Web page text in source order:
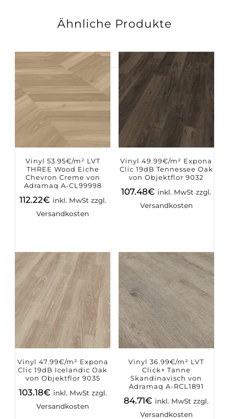
Ähnliche Produkte
Vinyl 53.95€/m² LVT
THREE Wood Eiche
Chevron Creme von
Adramaq A-CL99998
112.22€ inkl. MwSt zzgl.
Versandkosten
Vinyl 49.99€/m² Expona
Clic 19dB Tennessee Oak
von Objektflor 9032
107.48€ inkl. MwSt zzgl.
Versandkosten
Vinyl 47.99€/m² Expona
Clic 19dB Icelandic Oak
von Objektflor 9035
103.18€ inkl. MwSt zzgl.
Versandkosten
Vinyl 36.99€/m² LVT
Click+ Tanne
Skandinavisch von
Adramaq A-RCL1891
84.71€ inkl. MwSt zzgl.
Versandkosten
Suchen
nach: